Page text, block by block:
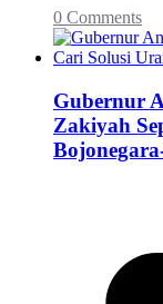
0 Comments
Gubernur
Zakiyah